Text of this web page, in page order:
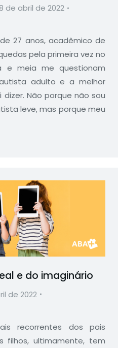
8 de abril de 2022
27 anos, acadêmico de
pela primeira vez no
e meia me questionam
adulto e a melhor
Não porque não sou
leve, mas porque meu
e do imaginário
de 2022
recorrentes dos pais
filhos, ultimamente, tem